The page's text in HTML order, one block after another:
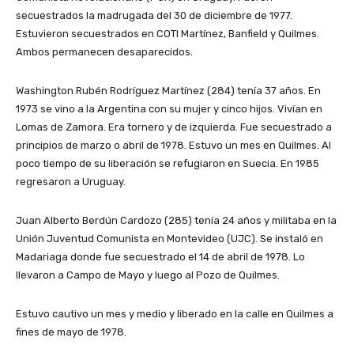
secuestrados la madrugada del 30 de diciembre de 1977.
Estuvieron secuestrados en COTI Martínez, Banfield y Quilmes.
Ambos permanecen desaparecidos.
Washington Rubén Rodríguez Martínez (284) tenía 37 años. En
1973 se vino a la Argentina con su mujer y cinco hijos. Vivían en
Lomas de Zamora. Era tornero y de izquierda. Fue secuestrado a
principios de marzo o abril de 1978. Estuvo un mes en Quilmes. Al
poco tiempo de su liberación se refugiaron en Suecia. En 1985
regresaron a Uruguay.
Juan Alberto Berdún Cardozo (285) tenía 24 años y militaba en la
Unión Juventud Comunista en Montevideo (UJC). Se instaló en
Madariaga donde fue secuestrado el 14 de abril de 1978. Lo
llevaron a Campo de Mayo y luego al Pozo de Quilmes.
Estuvo cautivo un mes y medio y liberado en la calle en Quilmes a
fines de mayo de 1978.